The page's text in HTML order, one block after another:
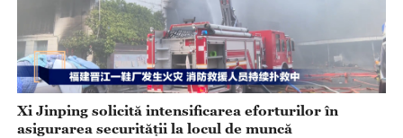
Xi Jinping solicită intensificarea eforturilor în
asigurarea securității la locul de muncă